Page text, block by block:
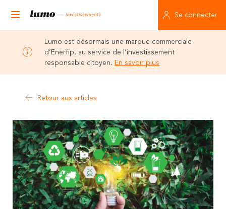
Se connecter
Lumo est désormais une marque commerciale
d’Enerfip, au service de l’investissement
responsable citoyen. En savoir plus
Retour aux articles